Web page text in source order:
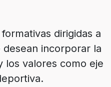
dirigidas a
incorporar la
los valores como eje